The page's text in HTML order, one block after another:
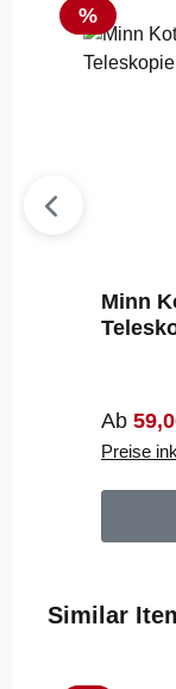
Rabatt
%
Minn
Ab
Preise
Produktgalerie
Similar